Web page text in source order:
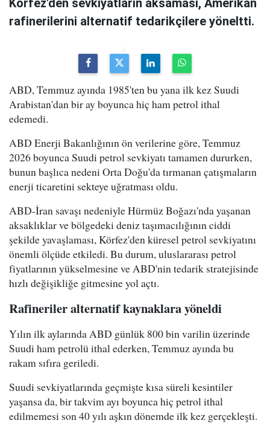
Körfez'den sevkiyatların aksaması, Amerikan
rafinerilerini alternatif tedarikçilere yöneltti.
ABD, Temmuz ayında 1985'ten bu yana ilk kez Suudi
Arabistan'dan bir ay boyunca hiç ham petrol ithal
edemedi.
ABD Enerji Bakanlığının ön verilerine göre, Temmuz
2026 boyunca Suudi petrol sevkiyatı tamamen dururken,
bunun başlıca nedeni Orta Doğu'da tırmanan çatışmaların
enerji ticaretini sekteye uğratması oldu.
ABD-İran savaşı nedeniyle Hürmüz Boğazı'nda yaşanan
aksaklıklar ve bölgedeki deniz taşımacılığının ciddi
şekilde yavaşlaması, Körfez'den küresel petrol sevkiyatını
önemli ölçüde etkiledi. Bu durum, uluslararası petrol
fiyatlarının yükselmesine ve ABD'nin tedarik stratejisinde
hızlı değişikliğe gitmesine yol açtı.
Rafineriler alternatif kaynaklara yöneldi
Yılın ilk aylarında ABD günlük 800 bin varilin üzerinde
Suudi ham petrolü ithal ederken, Temmuz ayında bu
rakam sıfıra geriledi.
Suudi sevkiyatlarında geçmişte kısa süreli kesintiler
yaşansa da, bir takvim ayı boyunca hiç petrol ithal
edilmemesi son 40 yılı aşkın dönemde ilk kez gerçekleşti.